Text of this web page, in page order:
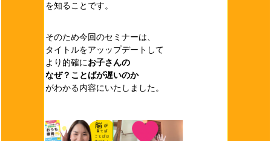
を知ることです。
そのため今回のセミナーは、
タイトルをアッップデートして
より的確にお子さんの
なぜ？ことばが遅いのか
がわかる内容にいたしました。